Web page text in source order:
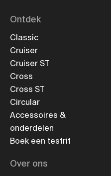
Ontdek
Classic
Cruiser
Cruiser ST
Cross
Cross ST
Circular
Accessoires &
onderdelen
Boek een testrit
Over ons